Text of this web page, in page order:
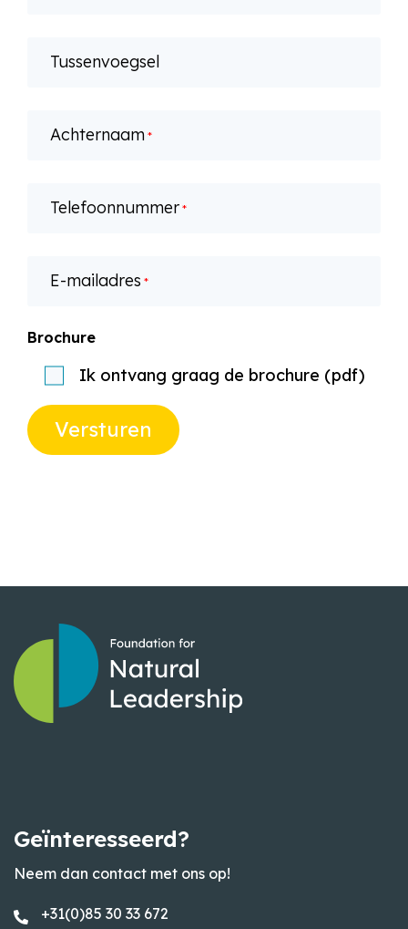
Tussenvoegsel
Achternaam *
Telefoonnummer *
E-mailadres *
Brochure
Ik ontvang graag de brochure (pdf)
Versturen
Geïnteresseerd?
Neem dan contact met ons op!
+31(0)85 30 33 672